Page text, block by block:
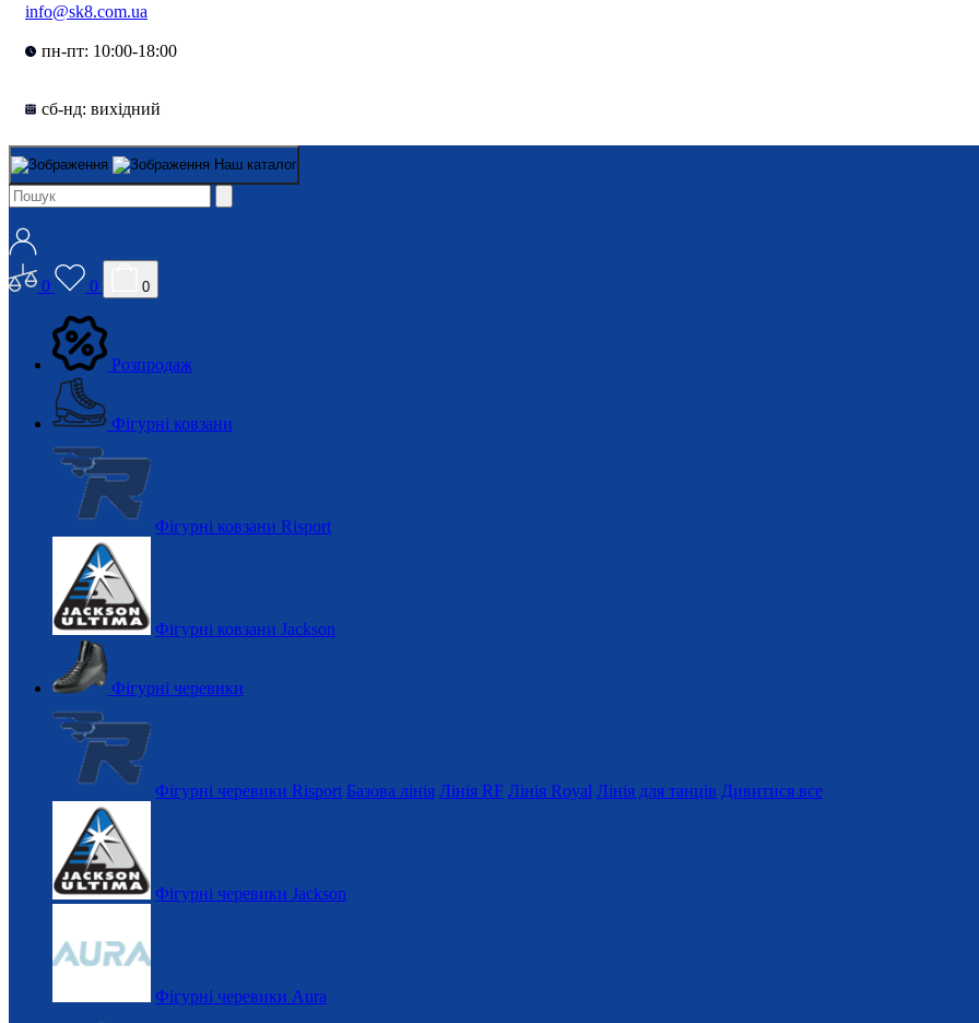
info@sk8.com.ua
пн-пт: 10:00-18:00
сб-нд: вихідний
Наш каталог
0 0 0
Розпродаж
Фігурні ковзани
Фігурні ковзани Risport
Фігурні ковзани Jackson
Фігурні черевики
Фігурні черевики Risport Базова лінія Лінія RF Лінія Royal Лінія для танців Дивитися все
Фігурні черевики Jackson
Фігурні черевики Aura